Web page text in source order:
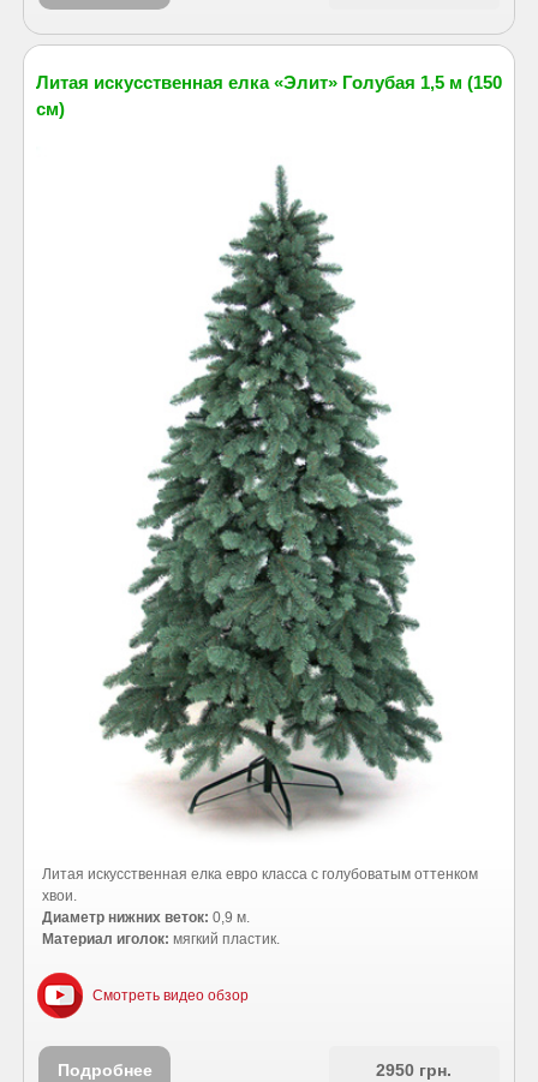
Литая искусственная елка «Элит» Голубая 1,5 м (150
см)
Литая искусственная елка евро класса с голубоватым оттенком
хвои.
Диаметр нижних веток: 0,9 м.
Материал иголок: мягкий пластик.
Смотреть видео обзор
Подробнее 2950 грн.